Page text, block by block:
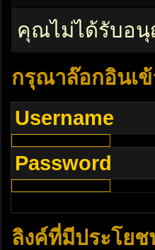
คุณไม่ได้รับอนุ
กรุณาล๊อกอินเ
Username
Password
ลิงค์ที่มีประโยช